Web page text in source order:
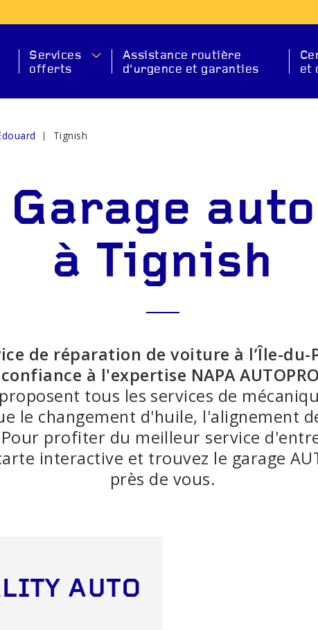
Services
offerts
d'échappement et
Suspension
Assistance routière
d’urgence et garanties
et
Tignish
Garage auto
à Tignish
de réparation de voiture à l’Île-
confiance à l'expertise NAPA
tous les services de
le changement d'huile, l'alignement
profiter du meilleur service
interactive et trouvez le garage
près de vous.
AUTO